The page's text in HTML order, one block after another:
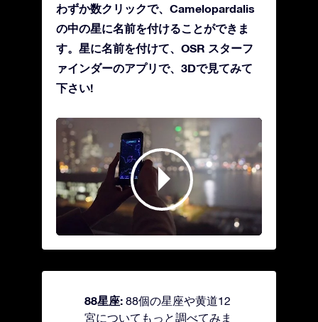
わずか数クリックで、Camelopardalis
の中の星に名前を付けることができま
す。星に名前を付けて、OSR スターフ
ァインダーのアプリで、3Dで見てみて
下さい!
88星座: 88個の星座や黄道12
宮についてもっと調べてみま